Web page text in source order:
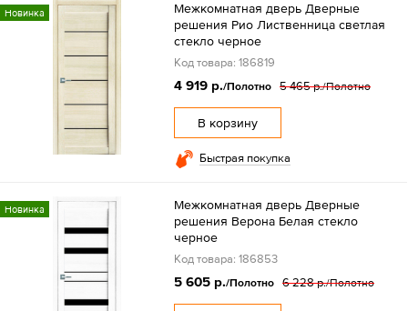
Новинка
Межкомнатная дверь Дверные
решения Рио Лиственница светлая
стекло черное
Код товара: 186819
4 919 р./Полотно 5 465 р./Полотно
В корзину
Быстрая покупка
Новинка
Межкомнатная дверь Дверные
решения Верона Белая стекло
черное
Код товара: 186853
5 605 р./Полотно 6 228 р./Полотно